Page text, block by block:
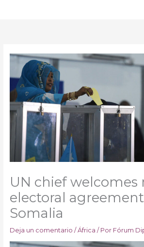
UN chief welcomes
electoral
Somalia
Deja un comentario / África / Por Fórum